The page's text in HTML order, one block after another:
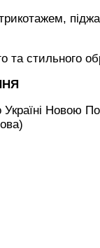
та стильного
Україні Новою